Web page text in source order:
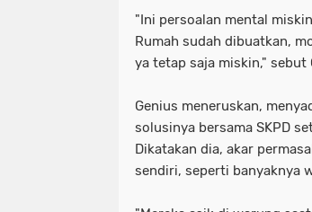
"Ini persoalan mental
Rumah sudah dibuatkan,
ya tetap saja miskin," sebut
Genius meneruskan,
solusinya bersama SKPD
Dikatakan dia, akar
sendiri, seperti banyaknya